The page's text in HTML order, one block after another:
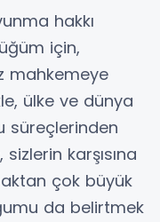
hakkı
için,
mahkemeye
ülke ve dünya
süreçlerinden
karşısına
çok büyük
da belirtmek